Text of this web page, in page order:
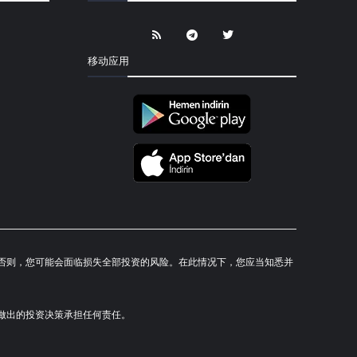
移动应用
，您可能会面临损失全部投资的风险。在此情况下，您应当知悉并
的投资决策承担任何责任。